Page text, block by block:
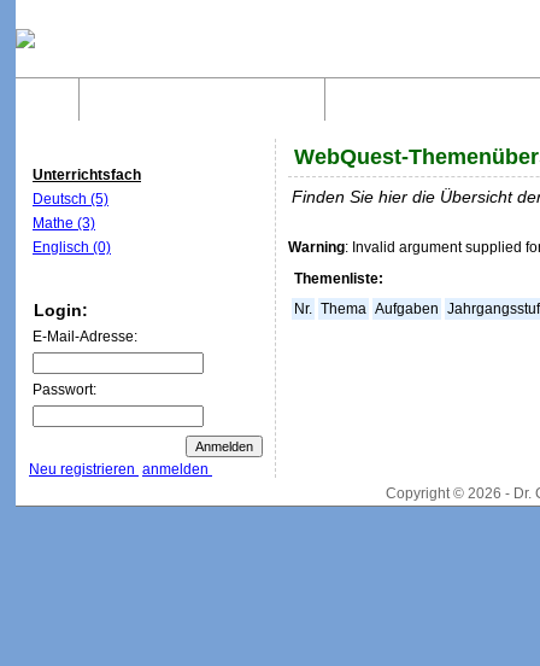
Unterrichtsfach
Deutsch (5)
Mathe (3)
Englisch (0)
Login:
E-Mail-Adresse:
Passwort:
Neu registrieren anmelden
WebQuest-
Finden Sie hier die Übersicht
Warning: Invalid argument supplied
Themenliste:
Nr. Thema Aufgaben
Copyright © 2026 - Dr.